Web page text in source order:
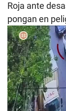
Roja ante
pongan en